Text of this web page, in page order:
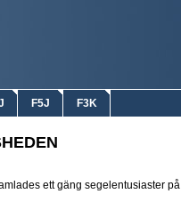
F5J F3K
ett gäng segelentusiaster på